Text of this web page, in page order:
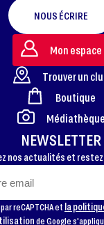
FOOTER
NOUS ÉCRIRE
NEWSLETTER
nos actualités et
reCAPTCHA et la
de Google
Mon espace
Trouver un
Boutique
Médiathèque